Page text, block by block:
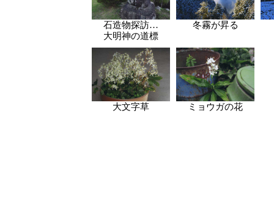
石造物探訪…
大明神の道標
冬霧が昇る
大文字草 ミョウガの花